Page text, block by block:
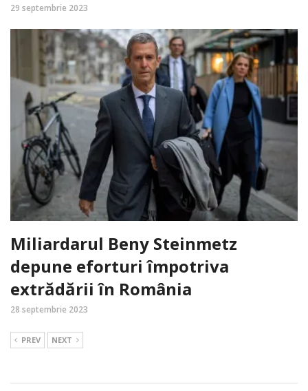
29 septembrie 2023
Miliardarul Beny Steinmetz
depune eforturi împotriva
extrădării în România
28 septembrie 2023
PREV NEXT